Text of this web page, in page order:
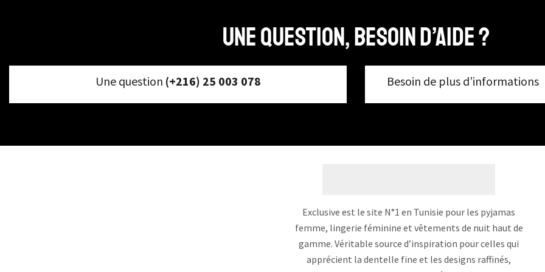
Une question, Besoin d’aide ?
Une question (+216) 25 003 078 Besoin de plus d’informations
Exclusive est le site N°1 en Tunisie pour les pyjamas
femme, lingerie féminine et vêtements de nuit haut de
gamme. Véritable source d’inspiration pour celles qui
apprécient la dentelle fine et les designs raffinés,